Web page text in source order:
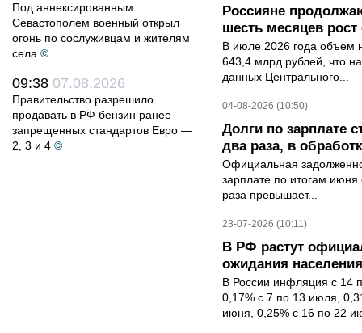
Под аннексированным
Севастополем военный открыл
огонь по сослуживцам и жителям
села ©
09:38 07.08.2026
Правительство разрешило
продавать в РФ бензин ранее
запрещенных стандартов Евро —
2, 3 и 4 ©
Россияне
шесть месяцев рост
В июле 2026 года объем
643,4 млрд рублей, что
данных Центрального...
04-08-2026 (10:50)
Долги по зарплате
два раза, в
Официальная
зарплате по итогам
раза превышает...
23-07-2026 (10:11)
В РФ растут
ожидания населения
В России инфляция с 14
0,17% с 7 по 13 июля,
июня, 0,25% с 16 по 22